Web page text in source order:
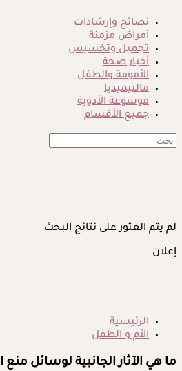
نصائح وإرشادات
أمراض مزمنة
تجميل وتخسيس
أخبار صحة
الأمومة والطفل
مالتيميديا
موسوعة الأدوية
جميع الأقسام
لم يتم العثور على نتائج البحث
إعلان
الرئيسية
الأم و الطفل
ما هي الآثار الجانبية لوسائل منع